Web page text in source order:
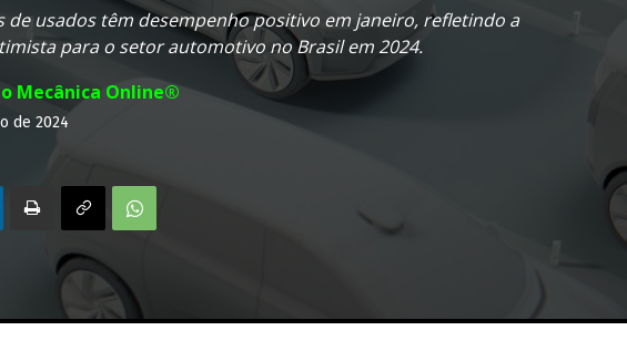
de usados têm desempenho positivo em janeiro, refletindo a
para o setor automotivo no Brasil em 2024.
Mecânica Online®
de 2024